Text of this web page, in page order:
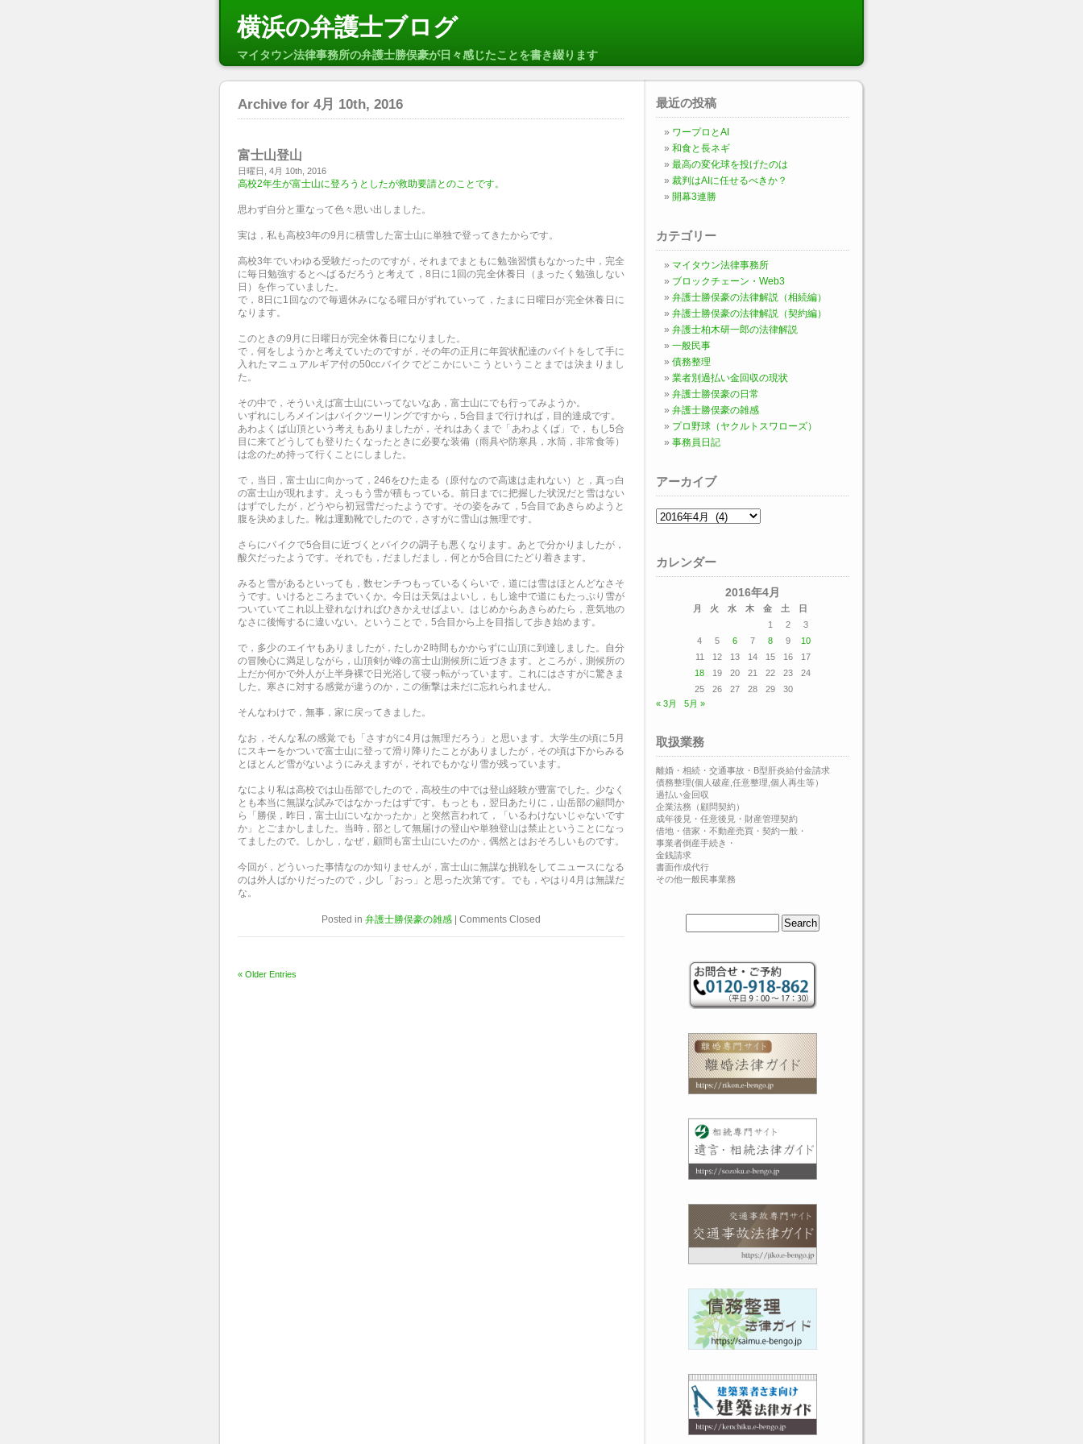
横浜の弁護士ブログ
マイタウン法律事務所の弁護士勝俣豪が日々感じたことを書き綴ります
Archive for 4月 10th, 2016
富士山登山
日曜日, 4月 10th, 2016
高校2年生が富士山に登ろうとしたが救助要請とのことです。
思わず自分と重なって色々思い出しました。
実は，私も高校3年の9月に積雪した富士山に単独で登ってきたからです。
高校3年でいわゆる受験だったのですが，それまでまともに勉強習慣もなかった中，完全
に毎日勉強するとへばるだろうと考えて，8日に1回の完全休養日（まったく勉強しない
日）を作っていました。
で，8日に1回なので毎週休みになる曜日がずれていって，たまに日曜日が完全休養日に
なります。
このときの9月に日曜日が完全休養日になりました。
で，何をしようかと考えていたのですが，その年の正月に年賀状配達のバイトをして手に
入れたマニュアルギア付の50ccバイクでどこかにいこうということまでは決まりまし
た。
その中で，そういえば富士山にいってないなあ，富士山にでも行ってみようか。
いずれにしろメインはバイクツーリングですから，5合目まで行ければ，目的達成です。
あわよくば山頂という考えもありましたが，それはあくまで「あわよくば」で，もし5合
目に来てどうしても登りたくなったときに必要な装備（雨具や防寒具，水筒，非常食等）
は念のため持って行くことにしました。
で，当日，富士山に向かって，246をひた走る（原付なので高速は走れない）と，真っ白
の富士山が現れます。えっもう雪が積もっている。前日までに把握した状況だと雪はない
はずでしたが，どうやら初冠雪だったようです。その姿をみて，5合目であきらめようと
腹を決めました。靴は運動靴でしたので，さすがに雪山は無理です。
さらにバイクで5合目に近づくとバイクの調子も悪くなります。あとで分かりましたが，
酸欠だったようです。それでも，だましだまし，何とか5合目にたどり着きます。
みると雪があるといっても，数センチつもっているくらいで，道には雪はほとんどなさそ
うです。いけるところまでいくか。今日は天気はよいし，もし途中で道にもたっぷり雪が
ついていてこれ以上登れなければひきかえせばよい。はじめからあきらめたら，意気地の
なさに後悔するに違いない。ということで，5合目から上を目指して歩き始めます。
で，多少のエイヤもありましたが，たしか2時間もかからずに山頂に到達しました。自分
の冒険心に満足しながら，山頂剣が峰の富士山測候所に近づきます。ところが，測候所の
上だか何かで外人が上半身裸で日光浴して寝っ転がっています。これにはさすがに驚きま
した。寒さに対する感覚が違うのか，この衝撃は未だに忘れられません。
そんなわけで，無事，家に戻ってきました。
なお，そんな私の感覚でも「さすがに4月は無理だろう」と思います。大学生の頃に5月
にスキーをかついで富士山に登って滑り降りたことがありましたが，その頃は下からみる
とほとんど雪がないようにみえますが，それでもかなり雪が残っています。
なにより私は高校では山岳部でしたので，高校生の中では登山経験が豊富でした。少なく
とも本当に無謀な試みではなかったはずです。もっとも，翌日あたりに，山岳部の顧問か
ら「勝俣，昨日，富士山にいなかったか」と突然言われて，「いるわけないじゃないです
か」とごまかしました。当時，部として無届けの登山や単独登山は禁止ということになっ
てましたので。しかし，なぜ，顧問も富士山にいたのか，偶然とはおそろしいものです。
今回が，どういった事情なのか知りませんが，富士山に無謀な挑戦をしてニュースになる
のは外人ばかりだったので，少し「おっ」と思った次第です。でも，やはり4月は無謀だ
な。
Posted in 弁護士勝俣豪の雑感 Comments Closed
« Older Entries
最近の投稿
ワープロとAI
和食と長ネギ
最高の変化球を投げたのは
裁判はAIに任せるべきか？
開幕3連勝
カテゴリー
マイタウン法律事務所
ブロックチェーン・Web3
弁護士勝俣豪の法律解説（相続編）
弁護士勝俣豪の法律解説（契約編）
弁護士柏木研一郎の法律解説
一般民事
債務整理
業者別過払い金回収の現状
弁護士勝俣豪の日常
弁護士勝俣豪の雑感
プロ野球（ヤクルトスワローズ）
事務員日記
アーカイブ
ア
ー
ブ
カレンダー
2016年4月
月 火 水 木 金 土
日
1
2
3
4
5 6 7 8 9
10
11
12 13 14 15 16
17
18
19 20 21 22 23
24
25
26 27 28 29
30
« 3月
5月 »
取扱業務
離婚・相続・交通事故・B型肝炎給付金請求
債務整理(個人破産,任意整理,個人再生等）
過払い金回収
企業法務（顧問契約）
成年後見・任意後見・財産管理契約
借地・借家・不動産売買・契約一般・
事業者倒産手続き・
金銭請求
書面作成代行
その他一般民事業務